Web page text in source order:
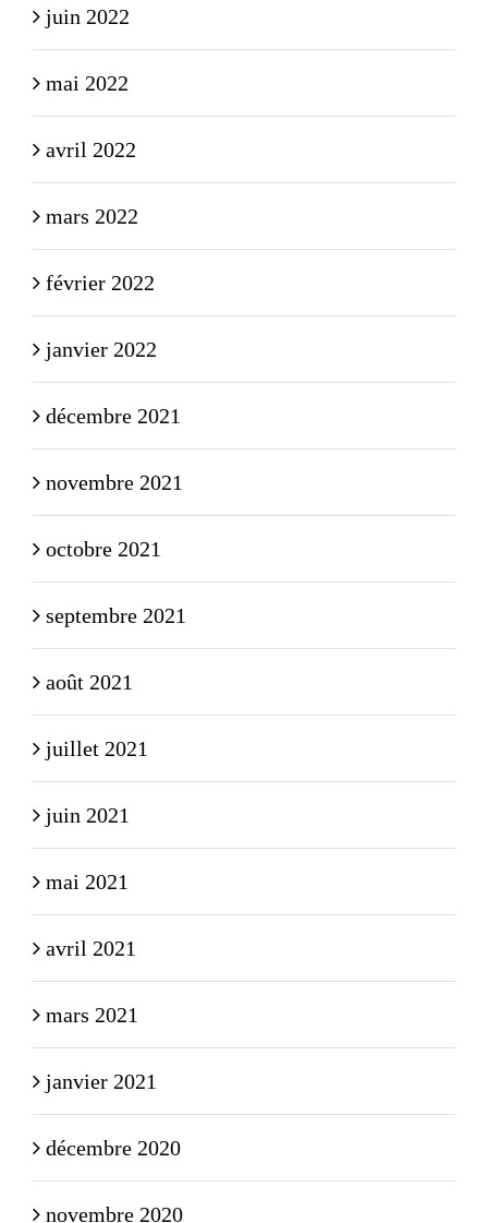
juin 2022
mai 2022
avril 2022
mars 2022
février 2022
janvier 2022
décembre 2021
novembre 2021
octobre 2021
septembre 2021
août 2021
juillet 2021
juin 2021
mai 2021
avril 2021
mars 2021
janvier 2021
décembre 2020
novembre 2020